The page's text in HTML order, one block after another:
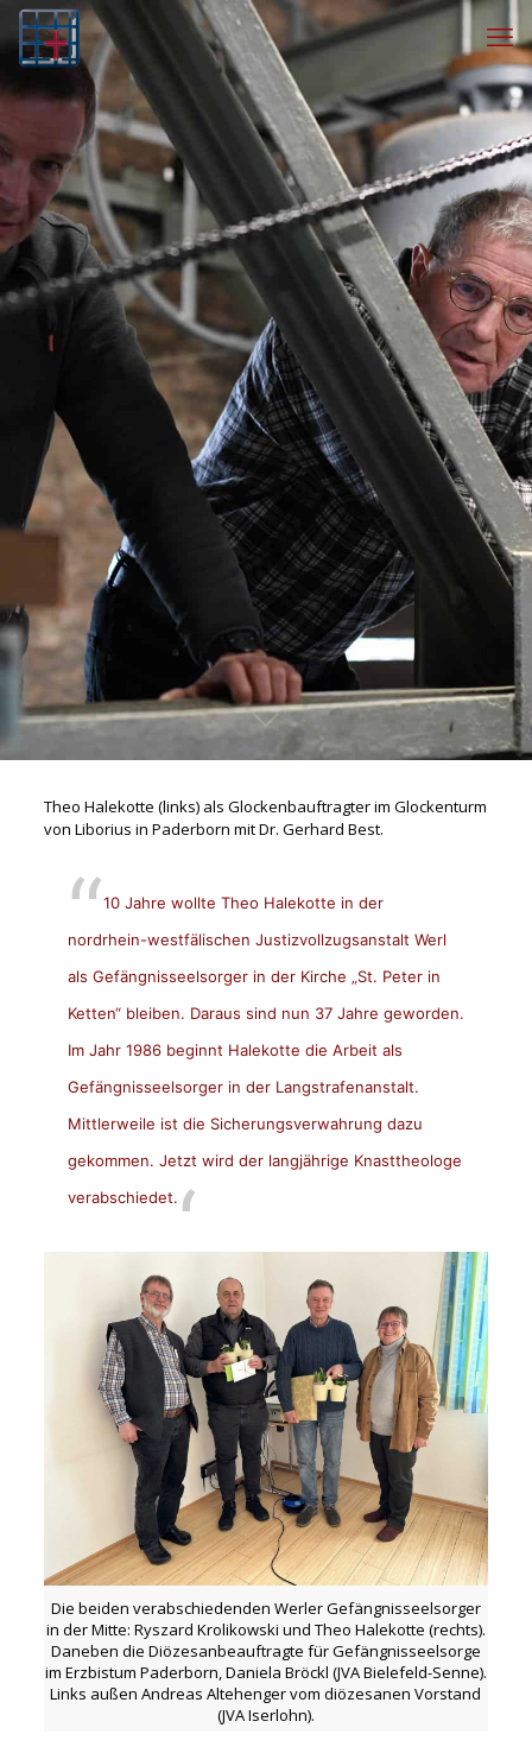
Theo Halekotte (links) als Glockenbauftragter im Glockenturm
von Liborius in Paderborn mit Dr. Gerhard Best.
10 Jahre wollte Theo Halekotte in der
nordrhein-westfälischen Justizvollzugsanstalt Werl
als Gefängnisseelsorger in der Kirche „St. Peter in
Ketten“ bleiben. Daraus sind nun 37 Jahre geworden.
Im Jahr 1986 beginnt Halekotte die Arbeit als
Gefängnisseelsorger in der Langstrafenanstalt.
Mittlerweile ist die Sicherungsverwahrung dazu
gekommen. Jetzt wird der langjährige Knasttheologe
verabschiedet.
Die beiden verabschiedenden Werler Gefängnisseelsorger
in der Mitte: Ryszard Krolikowski und Theo Halekotte (rechts).
Daneben die Diözesanbeauftragte für Gefängnisseelsorge
im Erzbistum Paderborn, Daniela Bröckl (JVA Bielefeld-Senne).
Links außen Andreas Altehenger vom diözesanen Vorstand
(JVA Iserlohn).